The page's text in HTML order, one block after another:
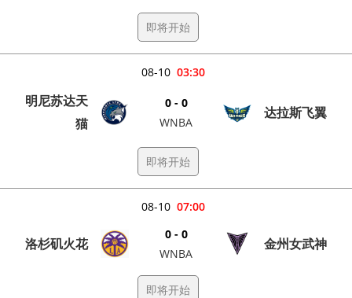
即将开始
03:30
08-10
明尼苏达天
猫
0 - 0
WNBA
达拉斯飞翼
即将开始
07:00
08-10
洛杉矶火花
0 - 0
WNBA
金州女武神
即将开始